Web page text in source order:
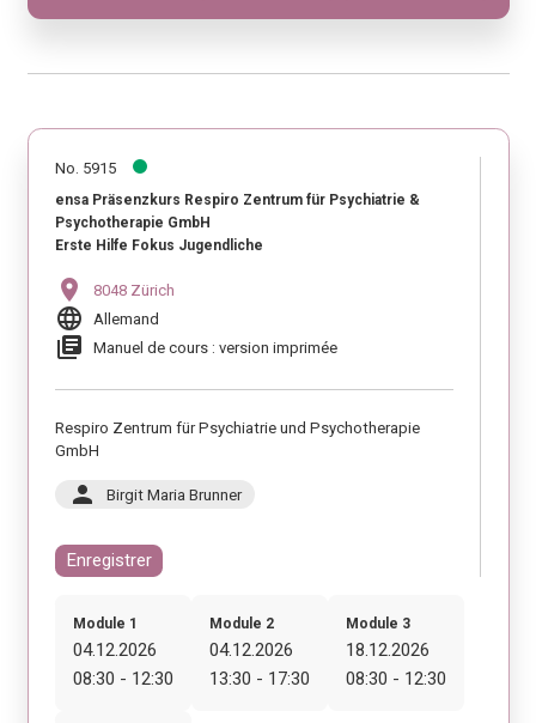
No. 5915
ensa Präsenzkurs Respiro Zentrum für Psychiatrie &
Psychotherapie GmbH
Erste Hilfe Fokus Jugendliche
location_on 8048 Zürich
language Allemand
library_books Manuel de cours : version imprimée
Respiro Zentrum für Psychiatrie und Psychotherapie
GmbH
person Birgit Maria Brunner
Enregistrer
Module 1
04.12.2026
08:30 - 12:30
Module 2
04.12.2026
13:30 - 17:30
Module 3
18.12.2026
08:30 - 12:30